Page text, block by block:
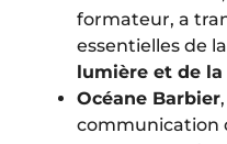
formateur, a
essentielles de la
lumière et de
Océane Barbier
communication